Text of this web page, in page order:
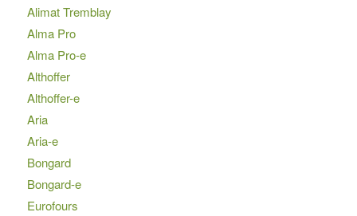
Alimat Tremblay
Alma Pro
Alma Pro-e
Althoffer
Althoffer-e
Aria
Aria-e
Bongard
Bongard-e
Eurofours